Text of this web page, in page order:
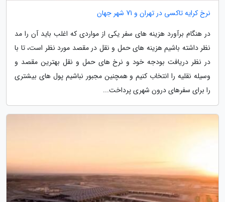
نرخ کرایه تاکسی در تهران و 71 شهر جهان
در هنگام برآورد هزینه های سفر یکی از مواردی که اغلب باید آن را مد
نظر داشته باشیم هزینه های حمل و نقل در مقصد مورد نظر است، تا با
در نظر دریافت بودجه خود و نرخ های حمل و نقل بهترین مقصد و
وسیله نقلیه را انتخاب کنیم و همچنین مجبور نباشیم پول های بیشتری
را برای سفرهای درون شهری پرداخت...